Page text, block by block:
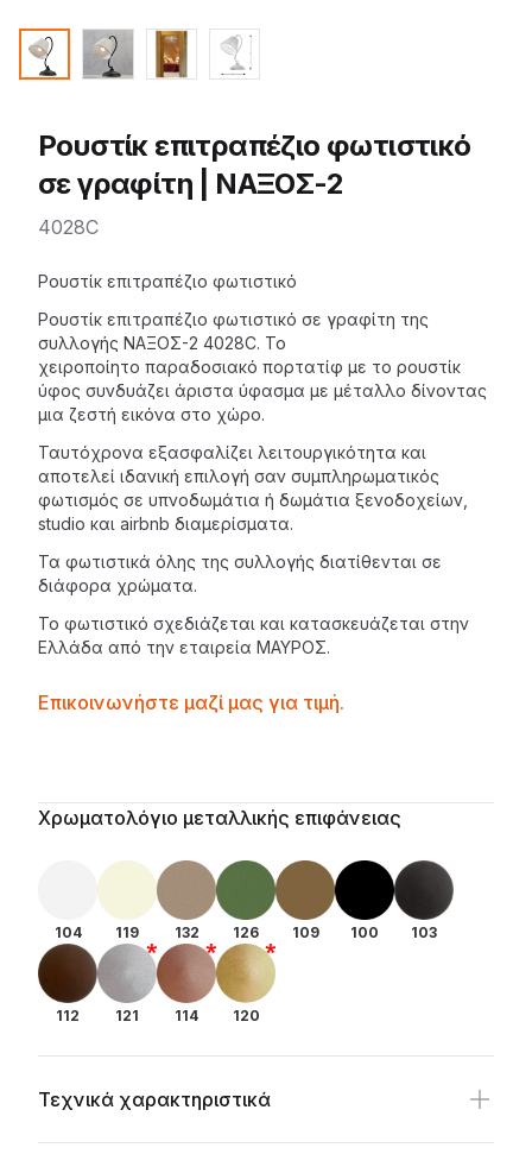
Ρουστίκ επιτραπέζιο φωτιστικό
σε γραφίτη | ΝΑΞΟΣ-2
4028C
Description
Ρουστίκ επιτραπέζιο φωτιστικό
Ρουστίκ επιτραπέζιο φωτιστικό σε γραφίτη της
συλλογής ΝΑΞΟΣ-2 4028C. Το
χειροποίητο παραδοσιακό πορτατίφ με το ρουστίκ
ύφος συνδυάζει άριστα ύφασμα με μέταλλο δίνοντας
μια ζεστή εικόνα στο χώρο.
Ταυτόχρονα εξασφαλίζει λειτουργικότητα και
αποτελεί ιδανική επιλογή σαν συμπληρωματικός
φωτισμός σε υπνοδωμάτια ή δωμάτια ξενοδοχείων,
studio και airbnb διαμερίσματα.
Τα φωτιστικά όλης της συλλογής διατίθενται σε
διάφορα χρώματα.
Το φωτιστικό σχεδιάζεται και κατασκευάζεται στην
Ελλάδα από την εταιρεία ΜΑΥΡΟΣ.
Contactprice
Επικοινωνήστε μαζί μας για τιμή.
Additional details
Χρωματολόγιο μεταλλικής επιφάνειας
104 119 132 126 109 100 103
112 121 114 120
Τεχνικά χαρακτηριστικά